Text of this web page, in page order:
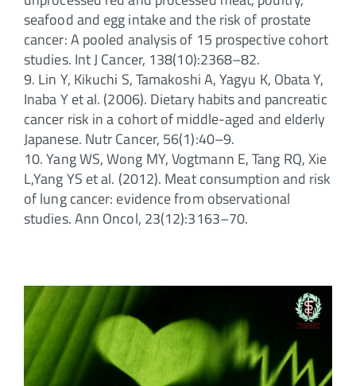
seafood and egg intake and the risk of prostate
cancer: A pooled analysis of 15 prospective cohort
studies. Int J Cancer, 138(10):2368–82.
9. Lin Y, Kikuchi S, Tamakoshi A, Yagyu K, Obata Y,
Inaba Y et al. (2006). Dietary habits and pancreatic
cancer risk in a cohort of middle-aged and elderly
Japanese. Nutr Cancer, 56(1):40–9.
10. Yang WS, Wong MY, Vogtmann E, Tang RQ, Xie
L,Yang YS et al. (2012). Meat consumption and risk
of lung cancer: evidence from observational
studies. Ann Oncol, 23(12):3163–70.